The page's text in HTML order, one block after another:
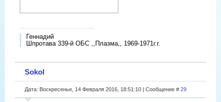
Геннадий
Шпротава 339-й ОБС ,,Плазма,, 1969-1971г.г.
Sokol
Дата: Воскресенье, 14 Февраля 2016, 18:51:10 | Сообщение # 29